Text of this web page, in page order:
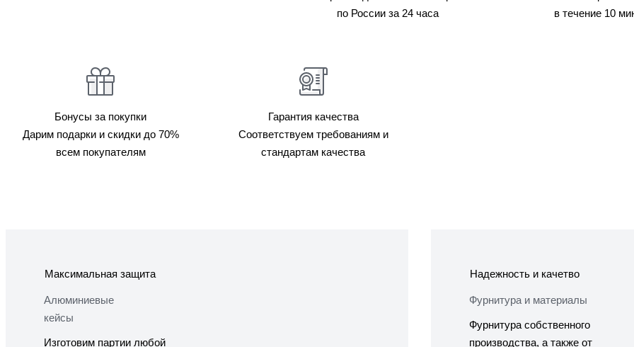
по России за 24 часа
в течение 10
Бонусы за покупки
Дарим подарки и скидки до 70%
всем покупателям
Гарантия качества
Соответствуем требованиям и
стандартам качества
Максимальная защита
Алюминиевые
кейсы
Изготовим партии любой
Надежность и качетво
Фурнитура и материалы
Фурнитура собственного
производства, а также от